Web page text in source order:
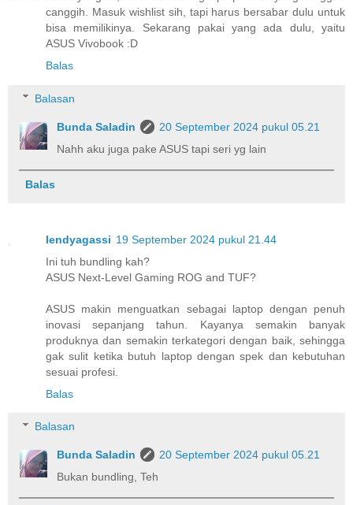
canggih. Masuk wishlist sih, tapi harus bersabar dulu untuk
bisa memilikinya. Sekarang pakai yang ada dulu, yaitu
ASUS Vivobook :D
Balas
Balasan
Bunda Saladin
20 September 2024 pukul 05.21
Nahh aku juga pake ASUS tapi seri yg lain
Balas
lendyagassi 19 September 2024 pukul 21.44
Ini tuh bundling kah?
ASUS Next-Level Gaming ROG and TUF?
ASUS makin menguatkan sebagai laptop dengan penuh
inovasi sepanjang tahun. Kayanya semakin banyak
produknya dan semakin terkategori dengan baik, sehingga
gak sulit ketika butuh laptop dengan spek dan kebutuhan
sesuai profesi.
Balas
Balasan
Bunda Saladin
20 September 2024 pukul 05.21
Bukan bundling, Teh